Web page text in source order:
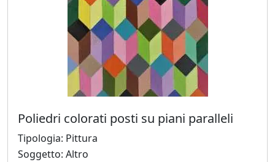
Paolo
Gubinelli
Lucia
Guidorizzi
Giovanni
Iovacchini
Poliedri colorati posti su piani paralleli
Tipologia: Pittura
Soggetto: Altro